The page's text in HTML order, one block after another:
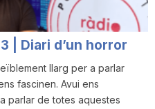
| Diari d’un horror
llarg per a parlar
fascinen. Avui ens
parlar de totes aquestes